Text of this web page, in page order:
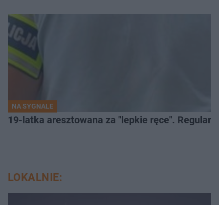
NA SYGNALE
19-latka aresztowana za "lepkie ręce".
LOKALNIE: